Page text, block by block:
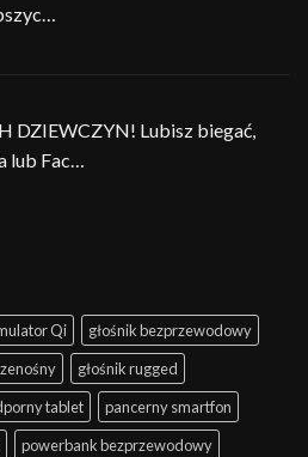
DZIEWCZYN! Lubisz biegać,
lub Fac…
Qi
głośnik bezprzewodowy
głośnik rugged
tablet
pancerny smartfon
powerbank bezprzewodowy